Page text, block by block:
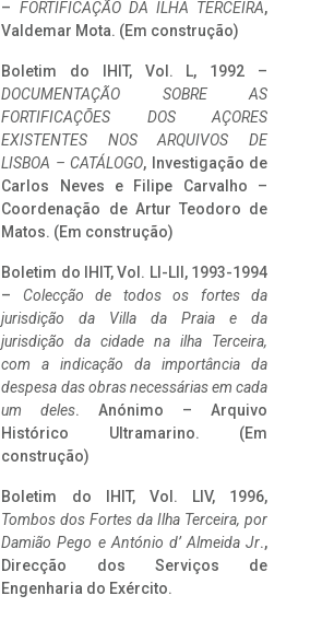
– FORTIFICAÇÃO DA ILHA TERCEIRA,
Valdemar Mota. (Em construção)
Boletim do IHIT, Vol. L, 1992 –
DOCUMENTAÇÃO SOBRE AS
FORTIFICAÇÕES DOS AÇORES
EXISTENTES NOS ARQUIVOS DE
LISBOA – CATÁLOGO, Investigação de
Carlos Neves e Filipe Carvalho –
Coordenação de Artur Teodoro de
Matos. (Em construção)
Boletim do IHIT, Vol. LI-LII, 1993-1994
– Colecção de todos os fortes da
jurisdição da Villa da Praia e da
jurisdição da cidade na ilha Terceira,
com a indicação da importância da
despesa das obras necessárias em cada
um deles. Anónimo – Arquivo
Histórico Ultramarino. (Em
construção)
Boletim do IHIT, Vol. LIV, 1996,
Tombos dos Fortes da Ilha Terceira, por
Damião Pego e António d’ Almeida Jr.,
Direcção dos Serviços de
Engenharia do Exército.